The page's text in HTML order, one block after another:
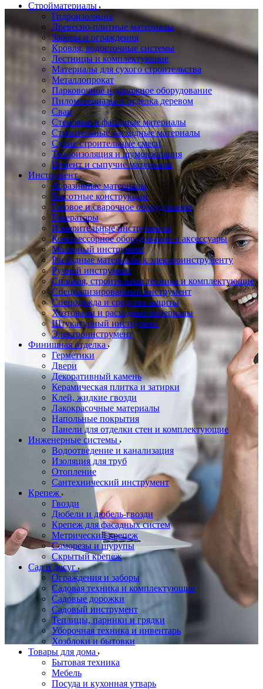
Стройматериалы
Гидроизоляция
Древесно-плитные материалы
Заборы и ограждения
Кровля, водосточные системы
Лестницы и комплектующие
Материалы для сухого строительства
Металлопрокат
Парковочное и дорожное оборудование
Пиломатериалы и отделка деревом
Сваи
Стеновые и фасадные материалы
Строительные расходные материалы
Сухие строительные смеси
Теплоизоляция и шумоизоляция
Цемент и сыпучие материалы
Инструмент
Абразивные материалы
Высотные конструкции
Газовое и сварочное оборудование
Генераторы
Измерительные инструменты
Компрессорное оборудование и аксессуары
Малярный инструмент
Расходные материалы к электроинструменту
Ручной инструмент
Силовая, строительная техника и комплектующие
Специализированный инструмент
Спецодежда и средства защиты
Хозтовары и расходные материалы
Штукатурный инструмент
Электроинструмент
Финишная отделка
Герметики
Двери
Декоративный камень
Керамическая плитка и затирки
Клей, жидкие гвозди
Лакокрасочные материалы
Напольные покрытия
Панели для отделки стен и комплектующие
Инженерные системы
Водоотведение и канализация
Изоляция для труб
Отопление
Сантехнический инструмент
Крепеж
Гвозди
Дюбели и дюбель-гвозди
Крепеж для фасадных систем
Метрический крепеж
Саморезы и шурупы
Скрытый крепеж
Сад и досуг
Ограждения и заборы
Садовая техника и комплектующие
Садовые дорожки
Садовый инструмент
Теплицы, парники и грядки
Уборочная техника и инвентарь
Хозблоки и бытовки
Товары для дома
Бытовая техника
Мебель
Посуда и кухонная утварь